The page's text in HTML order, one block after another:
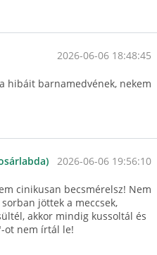
2026-06-06 18:48:45
hibáit barnamedvének, nekem
2026-06-06 19:56:10
cinikusan becsmérelsz! Nem
jöttek a meccsek,
akkor mindig kussoltál és
ot nem írtál le!